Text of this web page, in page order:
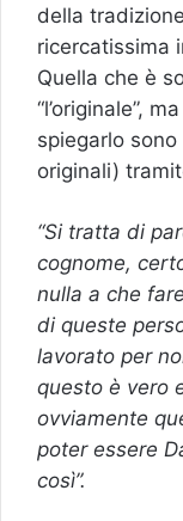
della
ricercatissima
Quella che è
“l’originale”,
spiegarlo
originali)
“Si tratta di
cognome,
nulla a che
di queste
lavorato per
questo è vero
ovviamente
poter essere
così”.